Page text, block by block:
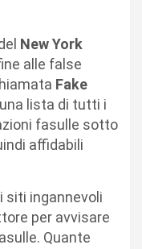
New York
alle false
Fake
lista di tutti i
fasulle sotto
affidabili
siti ingannevoli
per avvisare
Quante